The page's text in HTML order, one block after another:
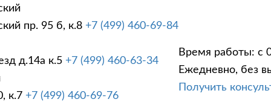
пр. 95 б, к.8 +7 (499) 460-69-84
д.14а к.5 +7 (499) 460-63-34
к.7 +7 (499) 460-69-76
Время работы: с
Ежедневно, без
Получить